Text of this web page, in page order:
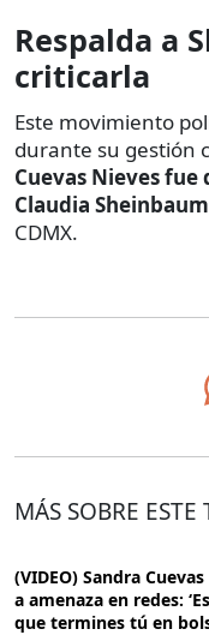
Respalda a
criticarla
Este movimiento
durante su gestión
Cuevas Nieves
Claudia Sheinbaum
CDMX.
MÁS SOBRE ESTE
(VIDEO) Sandra
a amenaza en redes:
que termines tú en